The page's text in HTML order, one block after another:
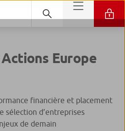
Europe
financière et placement
sélection d’entreprises
de demain